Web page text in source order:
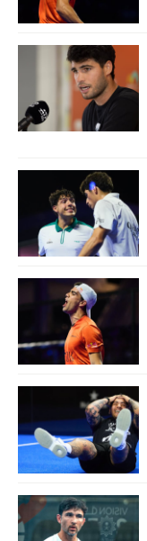
de
disponible
aceptar
sitio
sean
se
para
o
aunque